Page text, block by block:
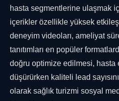
hasta segmentlerine ulaşmak
içerikler özellikle yüksek
deneyim videoları, ameliyat
tanıtımları en popüler
doğru optimize edilmesi, hasta
düşürürken kaliteli lead
olarak sağlık turizmi sosyal